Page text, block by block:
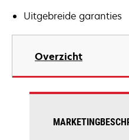
Uitgebreide garanties
Overzicht